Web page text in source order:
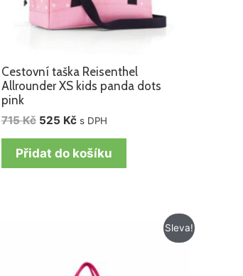
Cestovní taška Reisenthel
Allrounder XS kids panda dots
pink
715Kč 525 Kč s DPH
Přidat do košíku
Sleva!
572 Kč.